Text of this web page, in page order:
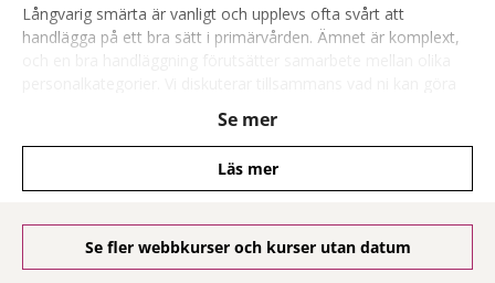
Långvarig smärta är vanligt och upplevs ofta svårt att
handlägga på ett bra sätt i primärvården. Ämnet är komplext,
och en bra handläggning förutsätter samarbete mellan olika
Se mer
Läs mer
Se fler webbkurser och kurser utan datum